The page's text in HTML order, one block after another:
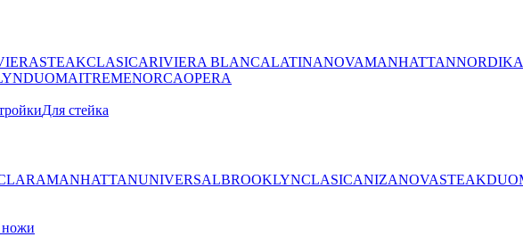
STEAKCLASICARIVIERA BLANCALATINANOVAMANHATTANNORDIKA
DUOMAITREMENORCAOPERA
Для стейка
MANHATTANUNIVERSALBROOKLYNCLASICANIZANOVASTEAKDUO
ножи